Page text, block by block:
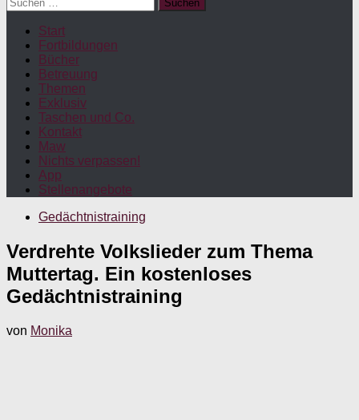
nach:
Start
Fortbildungen
Bücher
Betreuung
Themen
Exklusiv
Taschen und Co.
Kontakt
Maw
Nichts verpassen!
App
Stellenangebote
Gedächtnistraining
Verdrehte Volkslieder zum Thema
Muttertag. Ein kostenloses
Gedächtnistraining
von Monika